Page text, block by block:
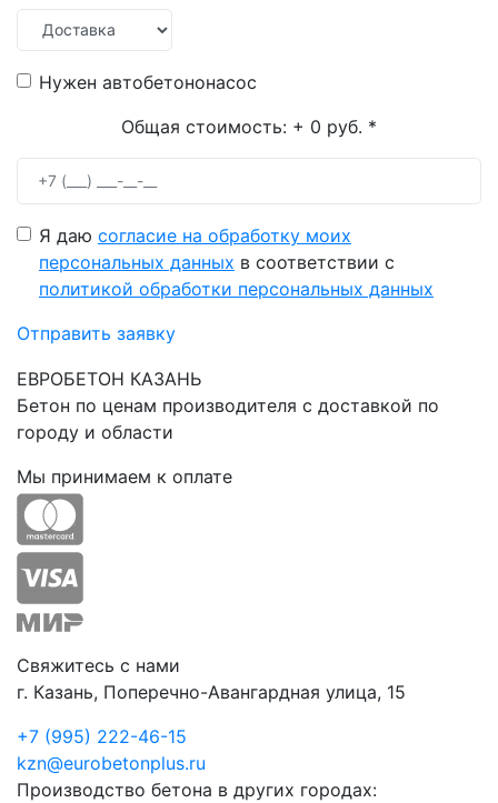
Нужен автобетононасос
Общая стоимость: + 0 руб. *
Я даю согласие на обработку моих
персональных данных в соответствии с
политикой обработки персональных данных
Отправить заявку
ЕВРОБЕТОН КАЗАНЬ
Бетон по ценам производителя с доставкой по
городу и области
Мы принимаем к оплате
Свяжитесь с нами
г. Казань, Поперечно-Авангардная улица, 15
+7 (995) 222-46-15
kzn@eurobetonplus.ru
Производство бетона в других городах: